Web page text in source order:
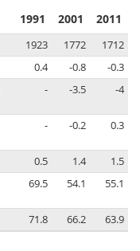
1991 2001 2011
1923 1772
1712
0.4 -0.8
-0.3
- -3.5 -4
- -0.2 0.3
0.5 1.4
1.5
69.5 54.1 55.1
71.8 66.2 63.9